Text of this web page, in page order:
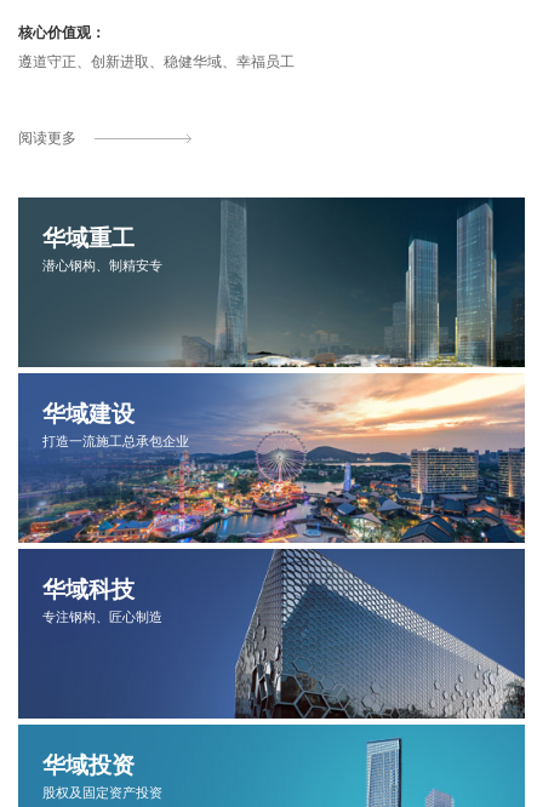
核心价值观：
遵道守正、创新进取、稳健华域、幸福员工
阅读更多
华域重工
潜心钢构、制精安专
华域建设
打造一流施工总承包企业
华域科技
专注钢构、匠心制造
华域投资
股权及固定资产投资
社会职务：
河源市工商联副主席
湖南城建深圳校友会常务副会长
2010年入选中国邮政邮票纪念人物 2008年入选中国邮政邮票纪念人物